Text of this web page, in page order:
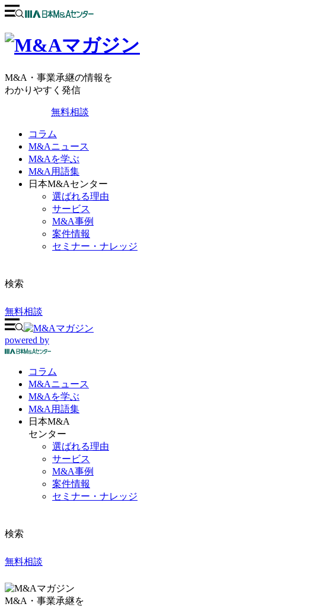
M&A・事業承継の情報を
わかりやすく発信
無料相談
コラム
M&Aニュース
M&Aを学ぶ
M&A用語集
日本M&Aセンター
選ばれる理由
サービス
M&A事例
案件情報
セミナー・ナレッジ
検索
無料相談
powered by
コラム
M&Aニュース
M&Aを学ぶ
M&A 用語集
日本M&A
センター
選ばれる理由
サービス
M&A事例
案件情報
セミナー・ナレッジ
検索
無料相談
M&A・事業承継を